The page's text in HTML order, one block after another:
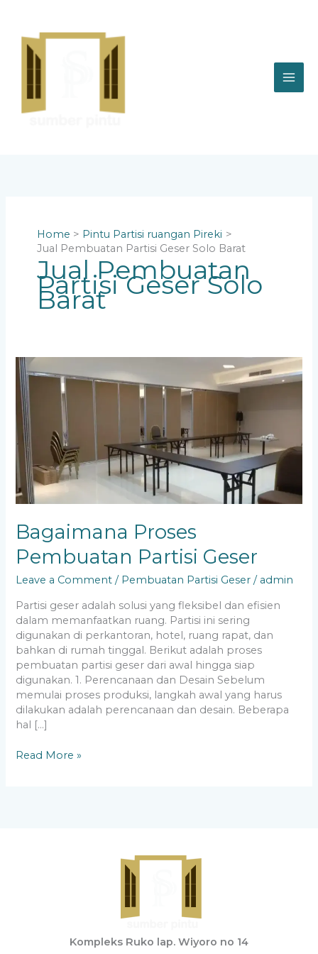
content
Home
Pintu Partisi ruangan Pireki
Jual Pembuatan Partisi Geser Solo Barat
Jual Pembuatan
Partisi Geser Solo
Barat
Bagaimana Proses
Pembuatan Partisi Geser
Leave a Comment / Pembuatan Partisi Geser / admin
Partisi geser adalah solusi yang fleksibel dan efisien
dalam memanfaatkan ruang. Partisi ini sering
digunakan di perkantoran, hotel, ruang rapat, dan
bahkan di rumah tinggal. Berikut adalah proses
pembuatan partisi geser dari awal hingga siap
digunakan. 1. Perencanaan dan Desain Sebelum
memulai proses produksi, langkah awal yang harus
dilakukan adalah perencanaan dan desain. Beberapa
hal […]
Bagaimana
Proses
Pembuatan
Partisi
Geser
Read More »
Kompleks Ruko lap. Wiyoro no 14